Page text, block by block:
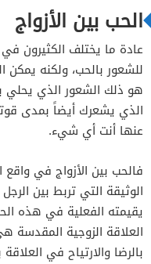
تقديم العديد من
الحب بين الأزواج
عادة ما يختلف الكثيرون
للشعور بالحب، ولكنه
هو ذلك الشعور الذي
الذي يشعرك أيضاً بمدى
عنها أنت أي شيء.
فالحب بين الأزواج في واقع
الوثيقة التي تربط بين
يقيمته الفعلية في هذه
العلاقة الزوجية
بالرضا والارتياح في